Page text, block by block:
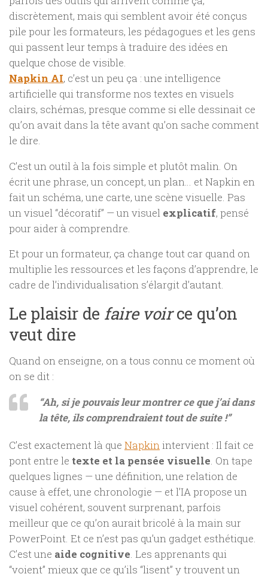
discrètement, mais qui semblent avoir été conçus
pile pour les formateurs, les pédagogues et les gens
qui passent leur temps à traduire des idées en
quelque chose de visible.
Napkin AI, c’est un peu ça : une intelligence
artificielle qui transforme nos textes en visuels
clairs, schémas, presque comme si elle dessinait ce
qu’on avait dans la tête avant qu’on sache comment
le dire.
C’est un outil à la fois simple et plutôt malin. On
écrit une phrase, un concept, un plan… et Napkin en
fait un schéma, une carte, une scène visuelle. Pas
un visuel “décoratif” — un visuel explicatif, pensé
pour aider à comprendre.
Et pour un formateur, ça change tout car quand on
multiplie les ressources et les façons d’apprendre, le
cadre de l’individualisation s’élargit d’autant.
Le plaisir de faire voirce qu’on
veut dire
Quand on enseigne, on a tous connu ce moment où
on se dit :
“Ah, si je pouvais leur montrer ce que j’ai dans
la tête, ils comprendraient tout de suite !”
C’est exactement là que Napkinintervient : Il fait ce
pont entre le texte et la pensée visuelle. On tape
quelques lignes — une définition, une relation de
cause à effet, une chronologie — et l’IA propose un
visuel cohérent, souvent surprenant, parfois
meilleur que ce qu’on aurait bricolé à la main sur
PowerPoint. Et ce n’est pas qu’un gadget esthétique.
C’est une aide cognitive. Les apprenants qui
“voient” mieux que ce qu’ils “lisent” y trouvent un